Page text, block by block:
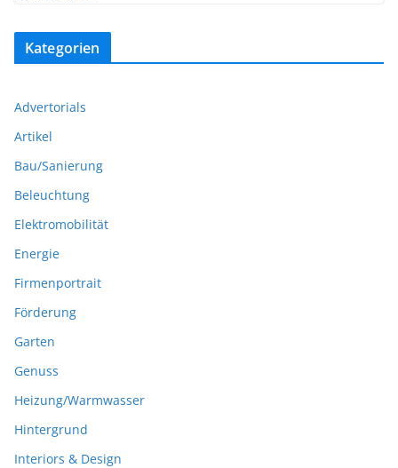
Kategorien
Advertorials
Artikel
Bau/Sanierung
Beleuchtung
Elektromobilität
Energie
Firmenportrait
Förderung
Garten
Genuss
Heizung/Warmwasser
Hintergrund
Interiors & Design